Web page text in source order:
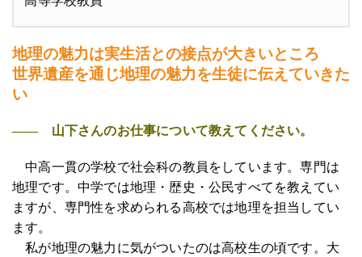
地理の魅力は実生活との接点が大きいところ
世界遺産を通じ地理の魅力を生徒に伝えていきた
い
―― 山下さんのお仕事について教えてください。
中高一貫の学校で社会科の教員をしています。専門は
地理です。中学では地理・歴史・公民すべてを教えてい
ますが、専門性を求められる高校では地理を担当してい
ます。
私が地理の魅力に気がついたのは高校生の頃です。大